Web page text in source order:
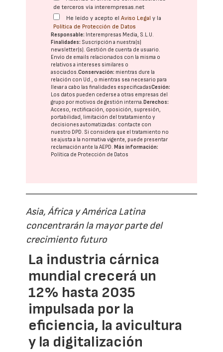
de terceros vía interempresas.net
He leído y acepto elAviso Legal y la
Política de Protección de Datos
Responsable: Interempresas Media, S.L.U.
Finalidades: Suscripción a nuestra(s)
newsletter(s). Gestión de cuenta de usuario.
Envío de emails relacionados con la misma o
relativos a intereses similares o
asociados.Conservación: mientras dure la
relación con Ud., o mientras sea necesario para
llevar a cabo las finalidades especificadasCesión:
Los datos pueden cederse a otras empresas del
grupo por motivos de gestión interna. Derechos:
Acceso, rectificación, oposición, supresión,
portabilidad, limitación del tratatamiento y
decisiones automatizadas: contacte con
nuestro DPD. Si considera que el tratamiento no
se ajusta a la normativa vigente, puede presentar
reclamación ante laAEPD. Más información:
Política de Protección de Datos
Asia, África y América Latina
concentrarán la mayor parte del
crecimiento futuro
La industria cárnica
mundial crecerá un
12% hasta 2035
impulsada por la
eficiencia, la avicultura
y la digitalización